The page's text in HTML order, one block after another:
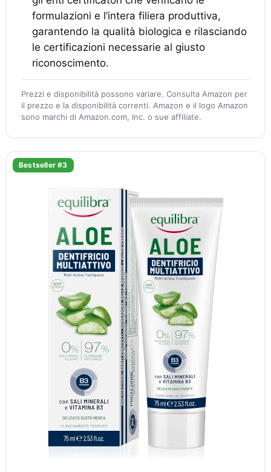
formulazioni e l’intera filiera produttiva,
garantendo la qualità biologica e rilasciando
le certificazioni necessarie al giusto
riconoscimento.
Prezzi e disponibilità possono variare. Consulta Amazon per
il prezzo e la disponibilità correnti. Amazon e il logo Amazon
sono marchi di Amazon.com, Inc. o sue affiliate.
Bestseller #3